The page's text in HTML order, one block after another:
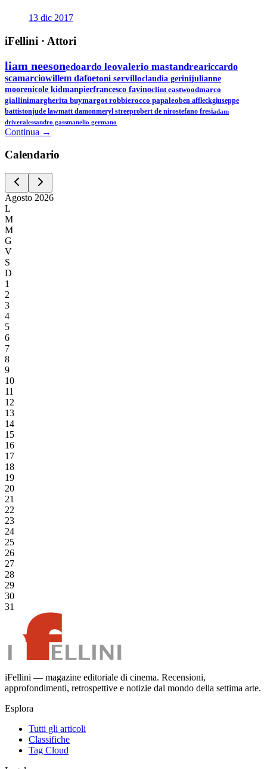
13 dic 2017
iFellini · Attori
liam neesonedoardo leovalerio mastandreariccardo
scamarciowillem dafoetoni servilloclaudia gerinijulianne
moorenicole kidmanpierfrancesco favinoclint eastwoodmarco
giallinimargherita buymargot robbierocco papaleoben affleckgiuseppe
battistonjude lawmatt damonmeryl streeprobert de nirostefano fresiadam
driveralessandro gassmanelio germano
Continua →
Calendario
Agosto 2026
L
M
M
G
V
S
D
1
2
3
4
5
6
7
8
9
10
11
12
13
14
15
16
17
18
19
20
21
22
23
24
25
26
27
28
29
30
31
iFellini — magazine editoriale di cinema. Recensioni,
approfondimenti, retrospettive e notizie dal mondo della settima arte.
Esplora
Tutti gli articoli
Classifiche
Tag Cloud